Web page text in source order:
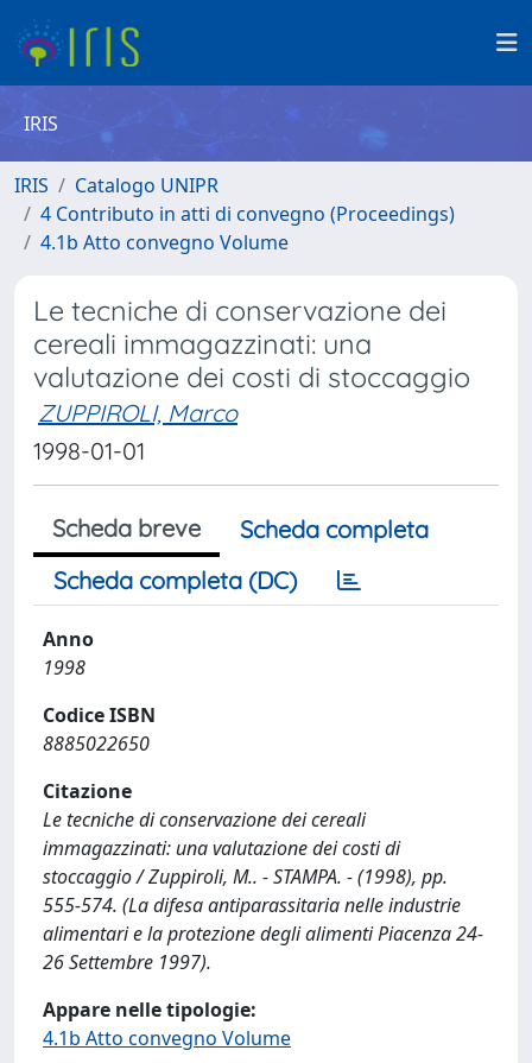
IRIS
IRIS
Catalogo UNIPR
4 Contributo in atti di convegno (Proceedings)
4.1b Atto convegno Volume
Le tecniche di conservazione dei
cereali immagazzinati: una
valutazione dei costi di stoccaggio
ZUPPIROLI, Marco
1998-01-01
Scheda breve
Scheda completa
Scheda completa (DC)
Anno
1998
Codice ISBN
8885022650
Citazione
Le tecniche di conservazione dei cereali
immagazzinati: una valutazione dei costi di
stoccaggio / Zuppiroli, M.. - STAMPA. - (1998), pp.
555-574. (La difesa antiparassitaria nelle industrie
alimentari e la protezione degli alimenti Piacenza 24-
26 Settembre 1997).
Appare nelle tipologie:
4.1b Atto convegno Volume